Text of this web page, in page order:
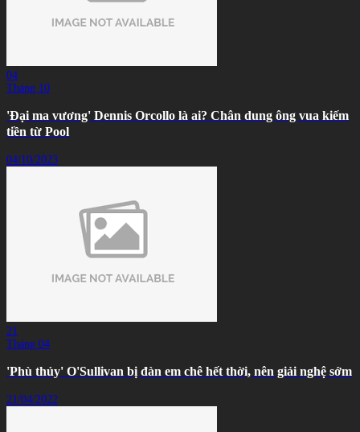
04
Tháng 10
'Đại ma vương' Dennis Orcollo là ai? Chân dung ông vua kiếm
tiền từ Pool
04/10/2023
21
Tháng 04
'Phù thủy' O'Sullivan bị đàn em chê hết thời, nên giải nghệ sớm
21/04/2022